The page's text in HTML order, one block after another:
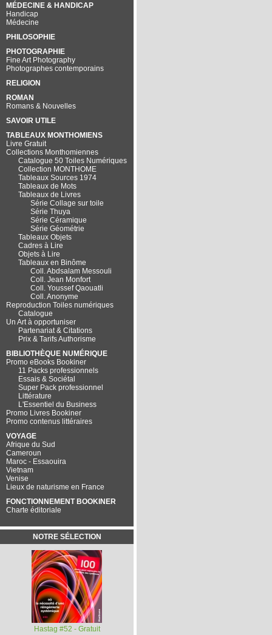
MÉDECINE & HANDICAP
Handicap
Médecine
PHILOSOPHIE
PHOTOGRAPHIE
Fine Art Photography
Photographes contemporains
RELIGION
ROMAN
Romans & Nouvelles
SAVOIR UTILE
TABLEAUX MONTHOMIENS
Livre Gratuit
Collections Monthomiennes
Catalogue 50 Toiles Numériques
Collection MONTHOME
Tableaux Sources 1974
Tableaux de Mots
Tableaux de Livres
Série Collage sur toile
Série Thuya
Série Céramique
Série Géométrie
Tableaux Objets
Cadres à Lire
Objets à Lire
Tableaux en Binôme
Coll. Abdsalam Messouli
Coll. Jean Monfort
Coll. Youssef Qaouatli
Coll. Anonyme
Reproduction Toiles numériques
Catalogue
Un Art à opportuniser
Partenariat & Citations
Prix & Tarifs Authorisme
BIBLIOTHÈQUE NUMÉRIQUE
Promo eBooks Bookiner
11 Packs professionnels
Essais & Sociétal
Super Pack professionnel
Littérature
L'Essentiel du Business
Promo Livres Bookiner
Promo contenus littéraires
VOYAGE
Afrique du Sud
Cameroun
Maroc - Essaouira
Vietnam
Venise
Lieux de naturisme en France
FONCTIONNEMENT BOOKINER
Charte éditoriale
NOTRE SÉLECTION
Hastag #52 - Gratuit